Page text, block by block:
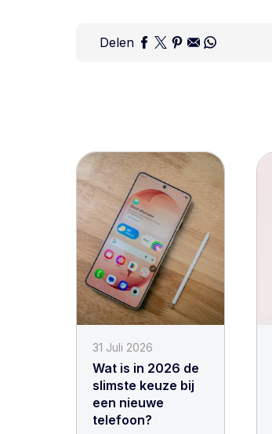
Delen
31 Juli 2026
Wat is in 2026 de
slimste keuze bij
een nieuwe
telefoon?